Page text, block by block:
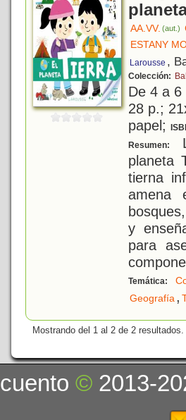
AA.VV. (aut.)
ESTANY
Larousse ,
Colección:
De 4 a
28 p.;
papel;
Resumen:
planeta
tierna
amena
y
para
Temática:
Geografía,
Mostrando del 1 al 2 de 2 resultados.
cuento© 2013-